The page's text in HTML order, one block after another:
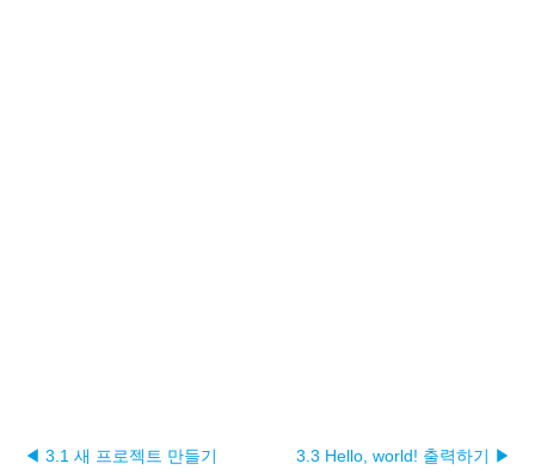
◀ 3.1 새 프로젝트 만들기 3.3 Hello, world! 출력하기 ▶︎